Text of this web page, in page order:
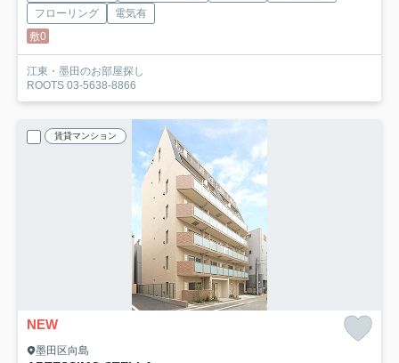
フローリング
電気有
敷0
江東・墨田のお部屋探し
ROOTS 03-5638-8866
賃貸マンション
NEW
墨田区向島